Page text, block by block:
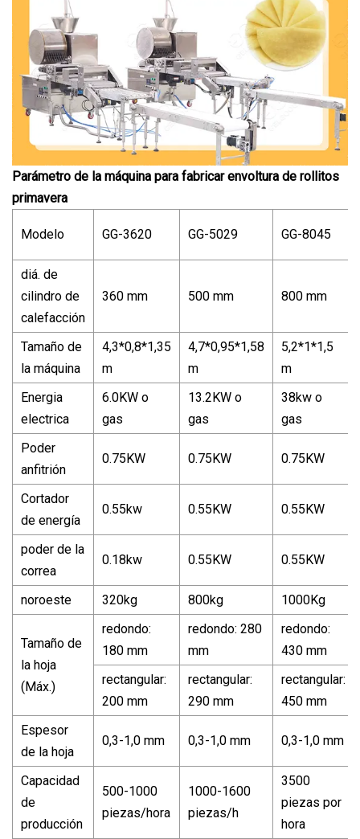
Parámetro de la máquina para fabricar envoltura de rollitos
primavera
Modelo GG-3620 GG-5029 GG-8045
diá. de
cilindro de
calefacción
360 mm 500 mm 800 mm
Tamaño de
la máquina
4,3*0,8*1,35
m
4,7*0,95*1,58
m
5,2*1*1,5
m
Energia
electrica
6.0KW o
gas
13.2KW o
gas
38kw o
gas
Poder
anfitrión
0.75KW 0.75KW 0.75KW
Cortador
de energía
0.55kw 0.55KW 0.55KW
poder de la
correa
0.18kw 0.55KW 0.55KW
noroeste 320kg 800kg 1000Kg
Tamaño de
la hoja
(Máx.)
redondo:
180 mm
redondo: 280
mm
redondo:
430 mm
rectangular:
200 mm
rectangular:
290 mm
rectangular:
450 mm
Espesor
de la hoja
0,3-1,0 mm 0,3-1,0 mm 0,3-1,0 mm
Capacidad
de
producción
500-1000
piezas/hora
1000-1600
piezas/h
3500
piezas por
hora